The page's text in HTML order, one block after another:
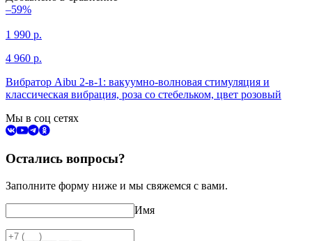
–59%
1 990 р.
4 960 р.
Вибратор Aibu 2-в-1: вакуумно-волновая стимуляция и
классическая вибрация, роза со стебельком, цвет розовый
Мы в соц сетях
Остались вопросы?
Заполните форму ниже и мы свяжемся с вами.
Имя